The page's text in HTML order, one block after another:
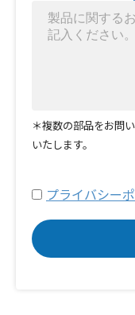
＊複数の部品をお問
いたします。
プライバシー